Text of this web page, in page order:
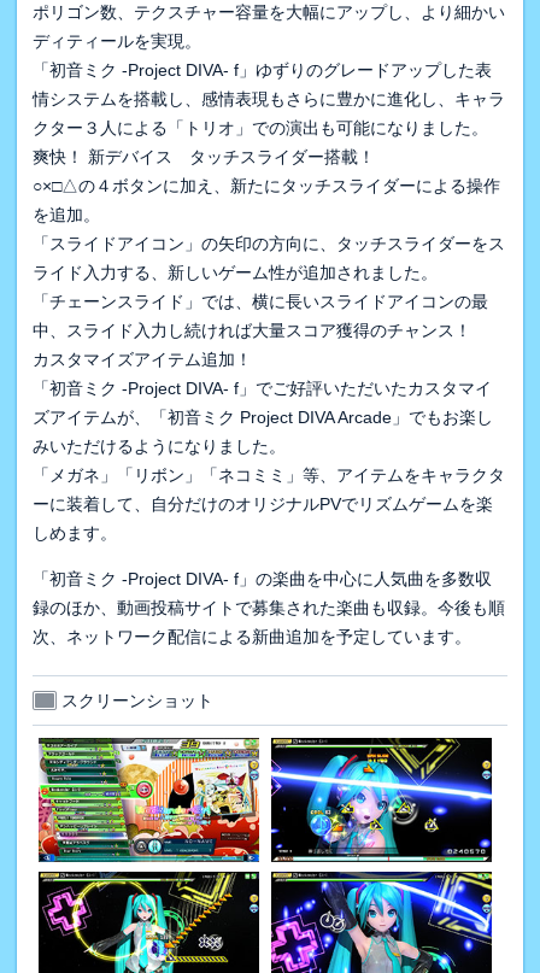
ポリゴン数、テクスチャー容量を大幅にアップし、より細かい
ディティールを実現。
「初音ミク -Project DIVA- f」ゆずりのグレードアップした表
情システムを搭載し、感情表現もさらに豊かに進化し、キャラ
クター３人による「トリオ」での演出も可能になりました。
爽快！ 新デバイス タッチスライダー搭載！
○×□△の４ボタンに加え、新たにタッチスライダーによる操作
を追加。
「スライドアイコン」の矢印の方向に、タッチスライダーをス
ライド入力する、新しいゲーム性が追加されました。
「チェーンスライド」では、横に長いスライドアイコンの最
中、スライド入力し続ければ大量スコア獲得のチャンス！
カスタマイズアイテム追加！
「初音ミク -Project DIVA- f」でご好評いただいたカスタマイ
ズアイテムが、「初音ミク Project DIVA Arcade」でもお楽し
みいただけるようになりました。
「メガネ」「リボン」「ネコミミ」等、アイテムをキャラクタ
ーに装着して、自分だけのオリジナルPVでリズムゲームを楽
しめます。
「初音ミク -Project DIVA- f」の楽曲を中心に人気曲を多数収
録のほか、動画投稿サイトで募集された楽曲も収録。今後も順
次、ネットワーク配信による新曲追加を予定しています。
スクリーンショット